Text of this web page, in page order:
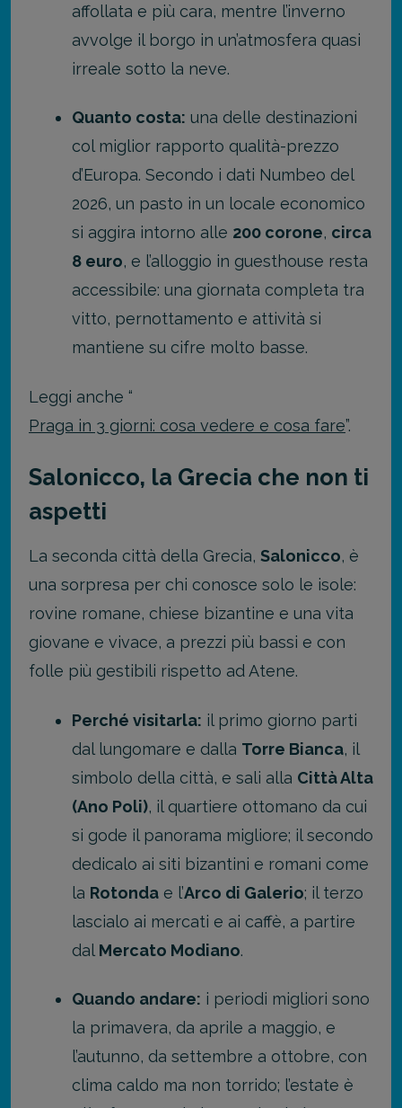
affollata e più cara, mentre l’inverno
avvolge il borgo in un’atmosfera quasi
irreale sotto la neve.
Quanto costa: una delle destinazioni
col miglior rapporto qualità-prezzo
d’Europa. Secondo i dati Numbeo del
2026, un pasto in un locale economico
si aggira intorno alle 200 corone, circa
8 euro, e l’alloggio in guesthouse resta
accessibile: una giornata completa tra
vitto, pernottamento e attività si
mantiene su cifre molto basse.
Leggi anche “
Praga in 3 giorni: cosa vedere e cosa fare”.
Salonicco, la Grecia che non ti
aspetti
La seconda città della Grecia, Salonicco, è
una sorpresa per chi conosce solo le isole:
rovine romane, chiese bizantine e una vita
giovane e vivace, a prezzi più bassi e con
folle più gestibili rispetto ad Atene.
Perché visitarla: il primo giorno parti
dal lungomare e dalla Torre Bianca, il
simbolo della città, e sali alla Città Alta
(Ano Poli), il quartiere ottomano da cui
si gode il panorama migliore; il secondo
dedicalo ai siti bizantini e romani come
la Rotonda e l’Arco di Galerio; il terzo
lascialo ai mercati e ai caffè, a partire
dal Mercato Modiano.
Quando andare: i periodi migliori sono
la primavera, da aprile a maggio, e
l’autunno, da settembre a ottobre, con
clima caldo ma non torrido; l’estate è